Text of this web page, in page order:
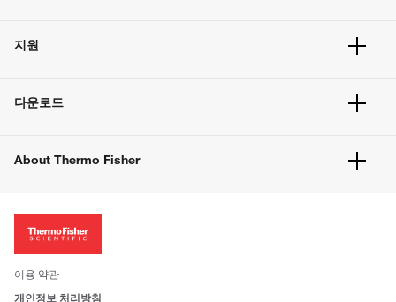
주문 방법
벌크 주문
지원
고객 센터
웹사이트 개선사항
다운로드
About Thermo Fisher
투자자
사회적 책임
브랜드
이용 약관
개인정보 처리방침